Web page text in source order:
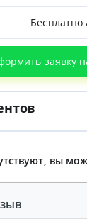
заявку
вы